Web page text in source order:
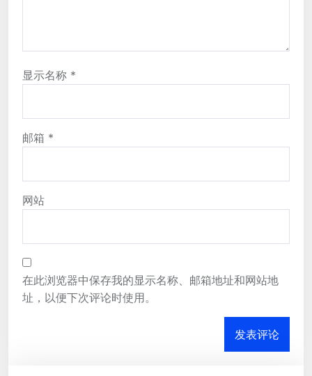
显示名称 *
邮箱 *
网站
在此浏览器中保存我的显示名称、邮箱地址和网站地
址，以便下次评论时使用。